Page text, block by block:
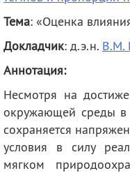
Тема: «Оценка
Докладчик: д.э.н. В.М.
Аннотация:
Несмотря на
окружающей среды в
сохраняется
условия в силу
мягком